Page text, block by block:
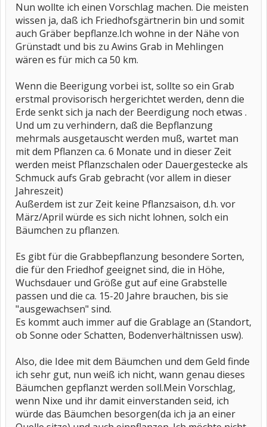
Nun wollte ich einen Vorschlag machen. Die meisten
wissen ja, daß ich Friedhofsgärtnerin bin und somit
auch Gräber bepflanze.Ich wohne in der Nähe von
Grünstadt und bis zu Awins Grab in Mehlingen
wären es für mich ca 50 km.
Wenn die Beerigung vorbei ist, sollte so ein Grab
erstmal provisorisch hergerichtet werden, denn die
Erde senkt sich ja nach der Beerdigung noch etwas .
Und um zu verhindern, daß die Bepflanzung
mehrmals ausgetauscht werden muß, wartet man
mit dem Pflanzen ca. 6 Monate und in dieser Zeit
werden meist Pflanzschalen oder Dauergestecke als
Schmuck aufs Grab gebracht (vor allem in dieser
Jahreszeit)
Außerdem ist zur Zeit keine Pflanzsaison, d.h. vor
März/April würde es sich nicht lohnen, solch ein
Bäumchen zu pflanzen.
Es gibt für die Grabbepflanzung besondere Sorten,
die für den Friedhof geeignet sind, die in Höhe,
Wuchsdauer und Größe gut auf eine Grabstelle
passen und die ca. 15-20 Jahre brauchen, bis sie
"ausgewachsen" sind.
Es kommt auch immer auf die Grablage an (Standort,
ob Sonne oder Schatten, Bodenverhältnissen usw).
Also, die Idee mit dem Bäumchen und dem Geld finde
ich sehr gut, nun weiß ich nicht, wann genau dieses
Bäumchen gepflanzt werden soll.Mein Vorschlag,
wenn Nixe und ihr damit einverstanden seid, ich
würde das Bäumchen besorgen(da ich ja an einer